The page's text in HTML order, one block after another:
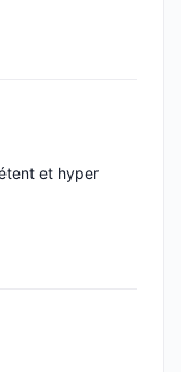
et hyper